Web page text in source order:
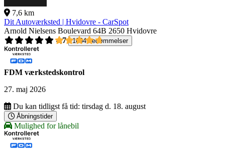
7,6 km
Dit Autoværksted | Hvidovre - CarSpot
Arnold Nielsens Boulevard 64B 2650 Hvidovre
4,7
1004 bedømmelser
FDM værkstedskontrol
27. maj 2026
Du kan tidligst få tid: tirsdag d. 18. august
Åbningstider
Mulighed for lånebil